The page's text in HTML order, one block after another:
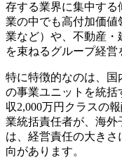
存する業界に集中す
業の中でも高付加価
業など）や、不動産
を束ねるグループ経営
特に特徴的なのは、
の事業ユニットを統
収2,000万円クラスの
業統括責任者が、海
は、経営責任の大き
向があります。